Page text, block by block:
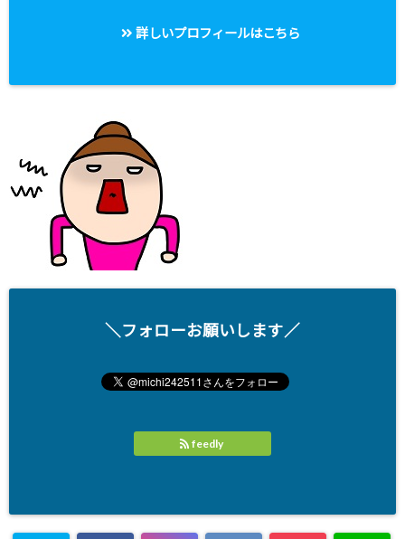
詳しいプロフィールはこちら
＼フォローお願いします／
feedly